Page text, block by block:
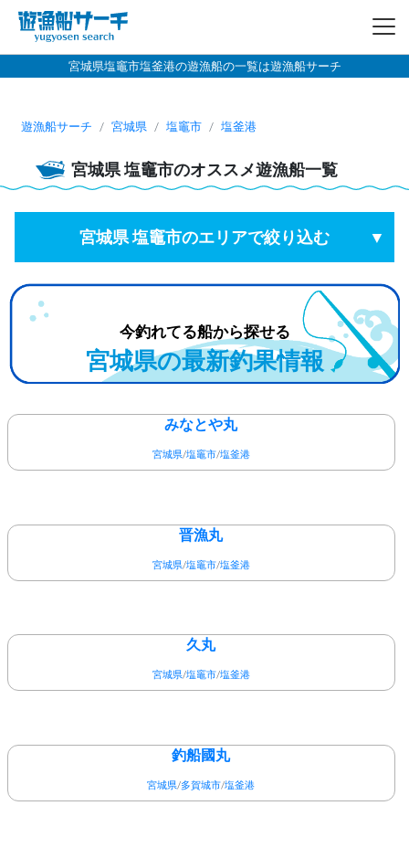
宮城県塩竈市塩釜港の遊漁船の一覧は遊漁船サーチ
遊漁船サーチ 宮城県 塩竈市 塩釜港
宮城県塩竈市のオススメ遊漁船一覧
宮城県 塩竈市のエリアで絞り込む
今釣れてる船から探せる
宮城県の最新釣果情報
みなとや丸
宮城県/塩竈市/塩釜港
晋漁丸
宮城県/塩竈市/塩釜港
久丸
宮城県/塩竈市/塩釜港
釣船國丸
宮城県/多賀城市/塩釜港